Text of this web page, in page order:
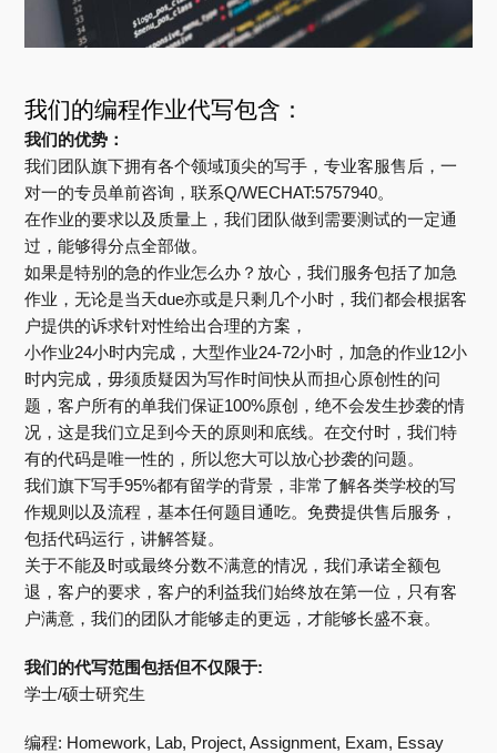
我们的编程作业代写包含：
我们的优势：
我们团队旗下拥有各个领域顶尖的写手，专业客服售后，一
对一的专员单前咨询，联系Q/WECHAT:5757940。
在作业的要求以及质量上，我们团队做到需要测试的一定通
过，能够得分点全部做。
如果是特别的急的作业怎么办？放心，我们服务包括了加急
作业，无论是当天due亦或是只剩几个小时，我们都会根据客
户提供的诉求针对性给出合理的方案，
小作业24小时内完成，大型作业24-72小时，加急的作业12小
时内完成，毋须质疑因为写作时间快从而担心原创性的问
题，客户所有的单我们保证100%原创，绝不会发生抄袭的情
况，这是我们立足到今天的原则和底线。在交付时，我们特
有的代码是唯一性的，所以您大可以放心抄袭的问题。
我们旗下写手95%都有留学的背景，非常了解各类学校的写
作规则以及流程，基本任何题目通吃。免费提供售后服务，
包括代码运行，讲解答疑。
关于不能及时或最终分数不满意的情况，我们承诺全额包
退，客户的要求，客户的利益我们始终放在第一位，只有客
户满意，我们的团队才能够走的更远，才能够长盛不衰。
我们的代写范围包括但不仅限于:
学士/硕士研究生
编程: Homework, Lab, Project, Assignment, Exam, Essay